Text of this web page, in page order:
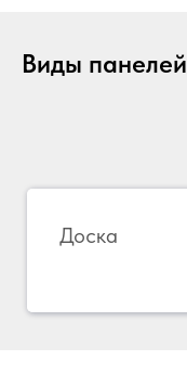
Виды панелей
Доска